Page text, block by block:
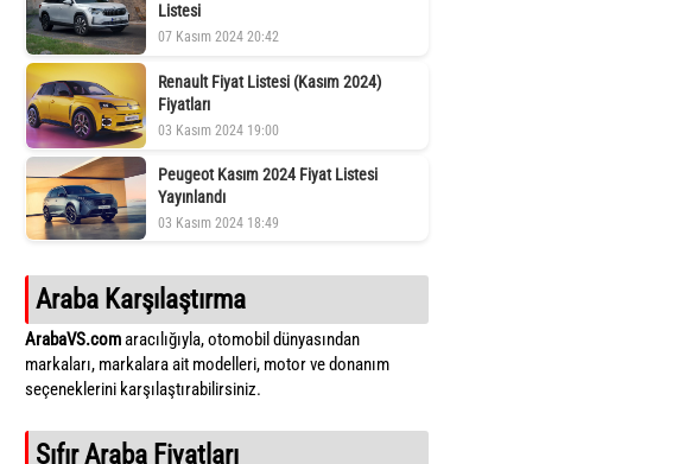
Listesi
07 Kasım 2024 20:42
Renault Fiyat Listesi (Kasım 2024)
Fiyatları
03 Kasım 2024 19:00
Peugeot Kasım 2024 Fiyat Listesi
Yayınlandı
03 Kasım 2024 18:49
Araba Karşılaştırma
ArabaVS.comaracılığıyla, otomobil dünyasından
markaları, markalara ait modelleri, motor ve donanım
seçeneklerini karşılaştırabilirsiniz.
Sıfır Araba Fiyatları